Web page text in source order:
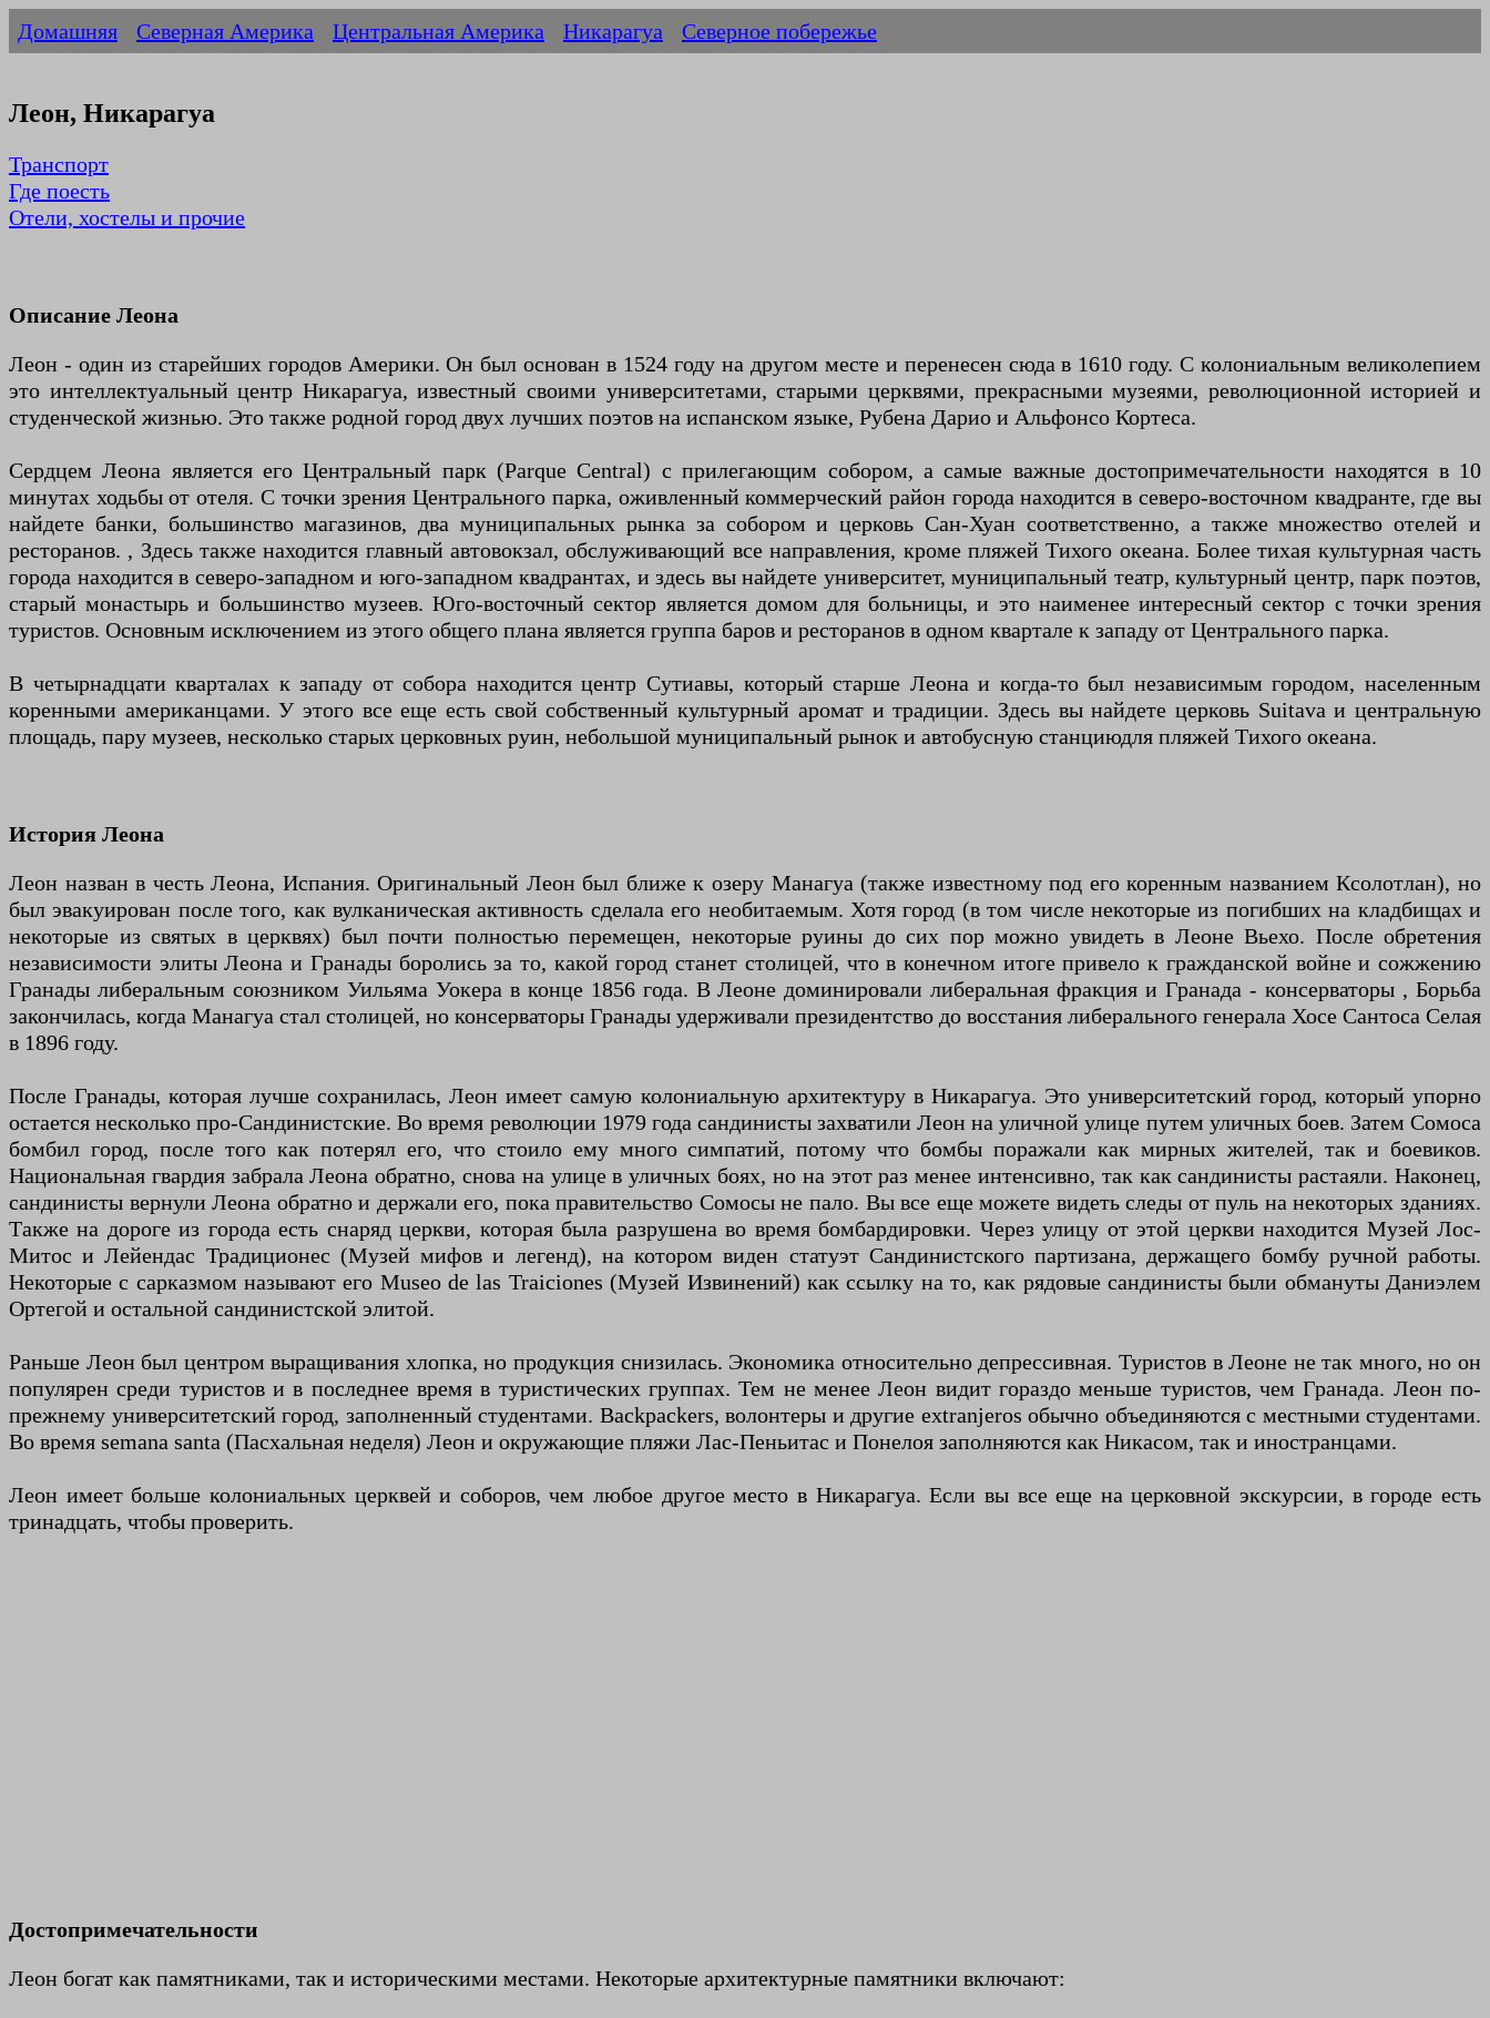
Домашняя Северная Америка Центральная Америка Никарагуа Северное побережье
Леон, Никарагуа
Транспорт
Где поесть
Отели, хостелы и прочие
Описание Леона
Леон - один из старейших городов Америки. Он был основан в 1524 году на другом месте и перенесен сюда в 1610 году. С колониальным великолепием
это интеллектуальный центр Никарагуа, известный своими университетами, старыми церквями, прекрасными музеями, революционной историей и
студенческой жизнью. Это также родной город двух лучших поэтов на испанском языке, Рубена Дарио и Альфонсо Кортеса.
Сердцем Леона является его Центральный парк (Parque Central) с прилегающим собором, а самые важные достопримечательности находятся в 10
минутах ходьбы от отеля. С точки зрения Центрального парка, оживленный коммерческий район города находится в северо-восточном квадранте, где вы
найдете банки, большинство магазинов, два муниципальных рынка за собором и церковь Сан-Хуан соответственно, а также множество отелей и
ресторанов. , Здесь также находится главный автовокзал, обслуживающий все направления, кроме пляжей Тихого океана. Более тихая культурная часть
города находится в северо-западном и юго-западном квадрантах, и здесь вы найдете университет, муниципальный театр, культурный центр, парк поэтов,
старый монастырь и большинство музеев. Юго-восточный сектор является домом для больницы, и это наименее интересный сектор с точки зрения
туристов. Основным исключением из этого общего плана является группа баров и ресторанов в одном квартале к западу от Центрального парка.
В четырнадцати кварталах к западу от собора находится центр Сутиавы, который старше Леона и когда-то был независимым городом, населенным
коренными американцами. У этого все еще есть свой собственный культурный аромат и традиции. Здесь вы найдете церковь Suitava и центральную
площадь, пару музеев, несколько старых церковных руин, небольшой муниципальный рынок и автобусную станцию ​​для пляжей Тихого океана.
История Леона
Леон назван в честь Леона, Испания. Оригинальный Леон был ближе к озеру Манагуа (также известному под его коренным названием Ксолотлан), но
был эвакуирован после того, как вулканическая активность сделала его необитаемым. Хотя город (в том числе некоторые из погибших на кладбищах и
некоторые из святых в церквях) был почти полностью перемещен, некоторые руины до сих пор можно увидеть в Леоне Вьехо. После обретения
независимости элиты Леона и Гранады боролись за то, какой город станет столицей, что в конечном итоге привело к гражданской войне и сожжению
Гранады либеральным союзником Уильяма Уокера в конце 1856 года. В Леоне доминировали либеральная фракция и Гранада - консерваторы , Борьба
закончилась, когда Манагуа стал столицей, но консерваторы Гранады удерживали президентство до восстания либерального генерала Хосе Сантоса Селая
в 1896 году.
После Гранады, которая лучше сохранилась, Леон имеет самую колониальную архитектуру в Никарагуа. Это университетский город, который упорно
остается несколько про-Сандинистские. Во время революции 1979 года сандинисты захватили Леон на уличной улице путем уличных боев. Затем Сомоса
бомбил город, после того как потерял его, что стоило ему много симпатий, потому что бомбы поражали как мирных жителей, так и боевиков.
Национальная гвардия забрала Леона обратно, снова на улице в уличных боях, но на этот раз менее интенсивно, так как сандинисты растаяли. Наконец,
сандинисты вернули Леона обратно и держали его, пока правительство Сомосы не пало. Вы все еще можете видеть следы от пуль на некоторых зданиях.
Также на дороге из города есть снаряд церкви, которая была разрушена во время бомбардировки. Через улицу от этой церкви находится Музей Лос-
Митос и Лейендас Традиционес (Музей мифов и легенд), на котором виден статуэт Сандинистского партизана, держащего бомбу ручной работы.
Некоторые с сарказмом называют его Museo de las Traiciones (Музей Извинений) как ссылку на то, как рядовые сандинисты были обмануты Даниэлем
Ортегой и остальной сандинистской элитой.
Раньше Леон был центром выращивания хлопка, но продукция снизилась. Экономика относительно депрессивная. Туристов в Леоне не так много, но он
популярен среди туристов и в последнее время в туристических группах. Тем не менее Леон видит гораздо меньше туристов, чем Гранада. Леон по-
прежнему университетский город, заполненный студентами. Backpackers, волонтеры и другие extranjeros обычно объединяются с местными студентами.
Во время semana santa (Пасхальная неделя) Леон и окружающие пляжи Лас-Пеньитас и Понелоя заполняются как Никасом, так и иностранцами.
Леон имеет больше колониальных церквей и соборов, чем любое другое место в Никарагуа. Если вы все еще на церковной экскурсии, в городе есть
тринадцать, чтобы проверить.
Достопримечательности
Леон богат как памятниками, так и историческими местами. Некоторые архитектурные памятники включают: